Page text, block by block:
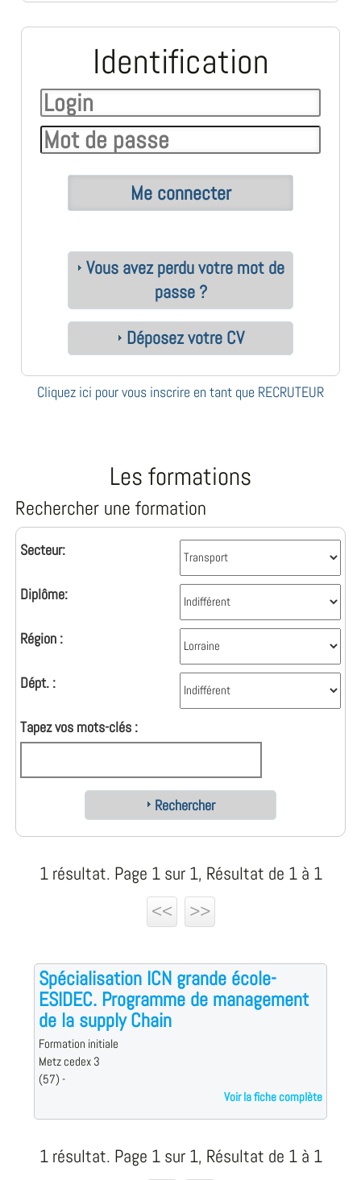
Identification
Vous avez perdu votre mot de
passe ?
Déposez votre CV
Cliquez ici pour vous inscrire en tant que RECRUTEUR
Les formations
Rechercher une formation
Secteur:
Diplôme:
Région :
Dépt. :
Tapez vos mots-clés :
Rechercher
1 résultat. Page 1 sur 1, Résultat de 1 à 1
<<
>>
Spécialisation ICN grande école-
ESIDEC. Programme de management
de la supply Chain
Formation initiale
Metz cedex 3
(57) -
Voir la fiche complète
1 résultat. Page 1 sur 1, Résultat de 1 à 1